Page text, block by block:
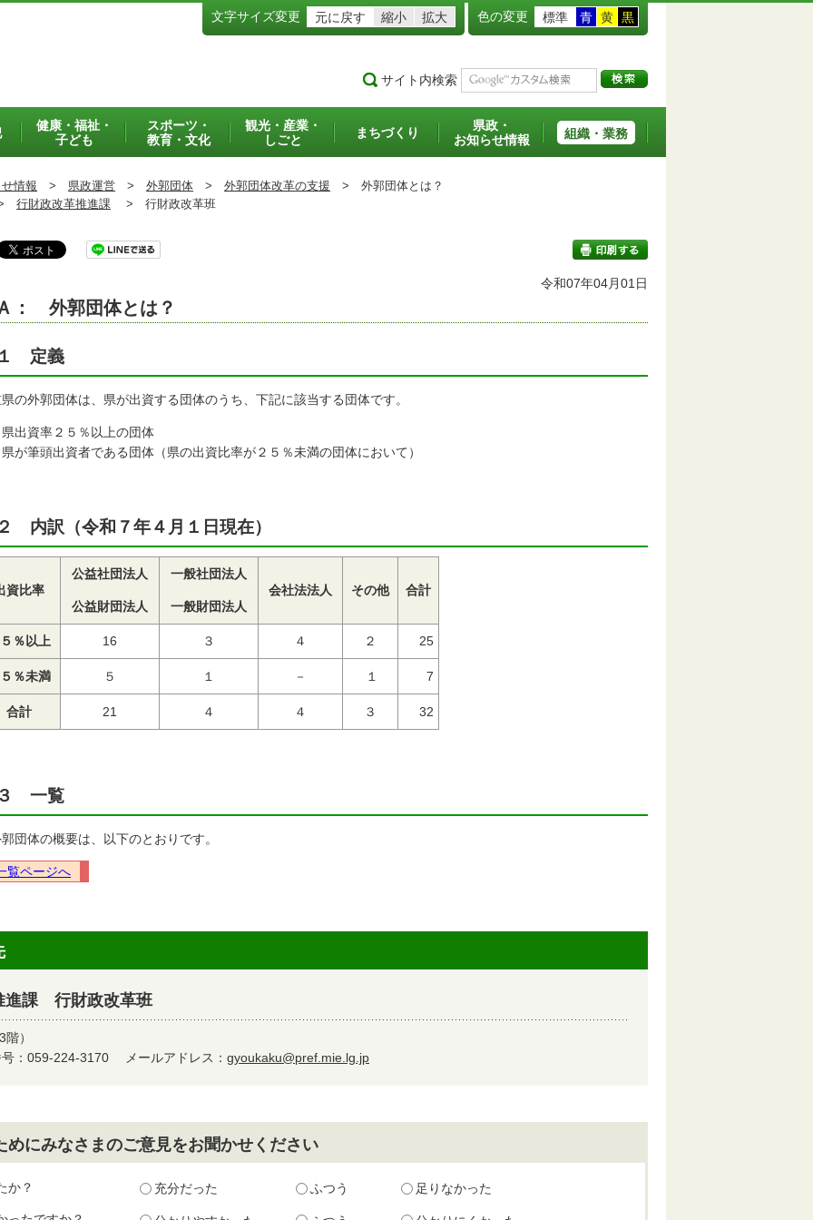
文字サイズ変更 元に戻す 縮小 拡大 色の変更 標準 青 黄 黒
サイト内検索
健康・福祉・
子ども
スポーツ・
教育・文化
観光・産業・
しごと
まちづくり
県政・
お知らせ情報
組織・業務
情報 > 県政運営 > 外郭団体 > 外郭団体改革の支援 > 外郭団体とは？
行財政改革推進課 > 行財政改革班
印刷する
令和07年04月01日
： 外郭団体とは？
定義
の外郭団体は、県が出資する団体のうち、下記に該当する団体です。
県出資率２５％以上の団体
県が筆頭出資者である団体（県の出資比率が２５％未満の団体において）
内訳（令和７年４月１日現在）
資比率
公益社団法人
公益財団法人
一般社団法人
一般財団法人
会社法法人 その他 合計
％以上 16 ３ ４ ２ 25
％未満 ５ １ － １ 7
合計 21 ４ ４ ３ 32
一覧
団体の概要は、以下のとおりです。
覧ページへ
課 行財政改革班
）
：059-224-3170
メールアドレス： gyoukaku@pref.mie.lg.jp
にみなさまのご意見をお聞かせください
か？ 充分だった ふつう 足りなかった